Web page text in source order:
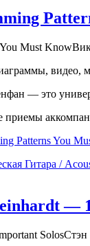
видео,
— это
приемы
Patterns You
Гитара /
—
Стэн